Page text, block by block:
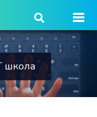
школа